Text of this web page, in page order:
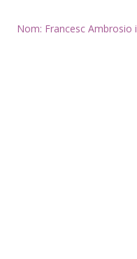
Nom: Francesc Ambrosio